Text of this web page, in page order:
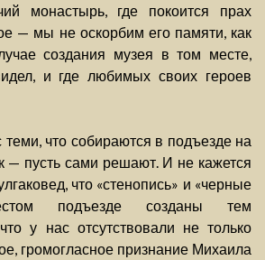
монастырь, где покоится прах
— мы не оскорбим его памяти, как
создания музея в том месте,
и где любимых своих героев
теми, что собираются в подъезде на
— пусть сами решают. И не кажется
что «стенопись» и «черные
подъезде созданы тем
у нас отсутствовали не только
громогласное признание Михаила